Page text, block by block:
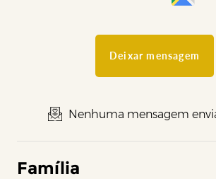
Deixar mensagem
Nenhuma mensagem
Família